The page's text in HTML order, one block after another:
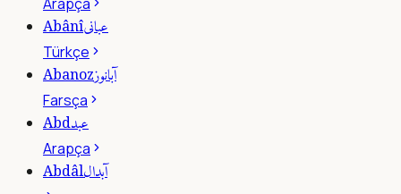
Arapça
Abânîعبانى
Türkçe
Abanozآبانوز
Farsça
Abdعبد
Arapça
Abdâlآبدال